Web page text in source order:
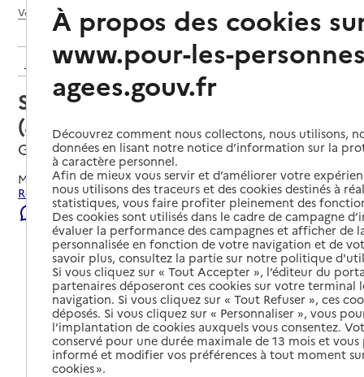
Voir le fil d’Ariane
Retour aux résultats de l'annuaire
Service autonomie à domicile
(aide) – Histoires de vie
Gap, HAUTES-ALPES
Mis à jour le22/07/2026
Rechercher les établissements et services autour de Gap.
Signaler une erreur
À propos des cookies
www.pour-les-
agees.gouv.fr
Découvrez comment nous collectons, nous utilisons,
données en lisant notre notice d’information sur la
à caractère personnel.
Afin de mieux vous servir et d’améliorer votre
nous utilisons des traceurs et des cookies destinés à
statistiques, vous faire profiter pleinement des
Des cookies sont utilisés dans le cadre de campagne
évaluer la performance des campagnes et afficher de
personnalisée en fonction de votre navigation et de
savoir plus, consultez la partie sur notre politique
Si vous cliquez sur « Tout Accepter », l’éditeur du
partenaires déposeront ces cookies sur votre terminal
navigation. Si vous cliquez sur « Tout Refuser », ces
déposés. Si vous cliquez sur « Personnaliser », vous
l’implantation de cookies auxquels vous consentez.
conservé pour une durée maximale de 13 mois et
informé et modifier vos préférences à tout moment
cookies ».